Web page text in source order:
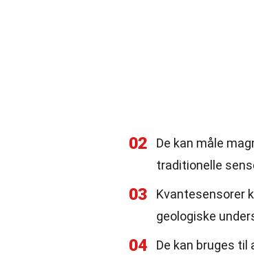
02
De kan måle
traditionelle
03
Kvantesensorer
geologiske
04
De kan bruges